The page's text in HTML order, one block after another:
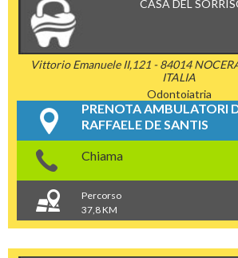
CASA DEL
Vittorio Emanuele II,121 - 84014
ITALIA
Odontoiatria
PRENOTA AMBULATORI
RAFFAELE DE SANTIS
Chiama
Percorso
37,8 KM